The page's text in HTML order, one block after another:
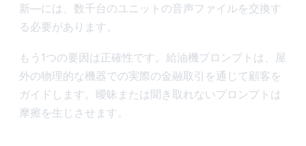
新—には、数千台のユニットの音声ファイルを交換す
る必要があります。
もう1つの要因は正確性です。給油機プロンプトは、屋
外の物理的な機器での実際の金融取引を通じて顧客を
ガイドします。曖昧または聞き取れないプロンプトは
摩擦を生じさせます。